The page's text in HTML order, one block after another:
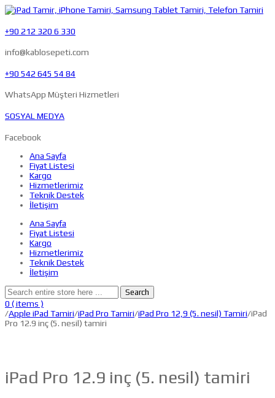
+90 212 320 6 330
info@kablosepeti.com
+90 542 645 54 84
WhatsApp Müşteri Hizmetleri
SOSYAL MEDYA
Facebook
Ana Sayfa
Fiyat Listesi
Kargo
Hizmetlerimiz
Teknik Destek
İletişim
Ana Sayfa
Fiyat Listesi
Kargo
Hizmetlerimiz
Teknik Destek
İletişim
Search
0 ( items )
/Apple iPad Tamiri/iPad Pro Tamiri/iPad Pro 12,9 (5. nesil) Tamiri/iPad
Pro 12.9 inç (5. nesil) tamiri
iPad Pro 12.9 inç (5. nesil) tamiri